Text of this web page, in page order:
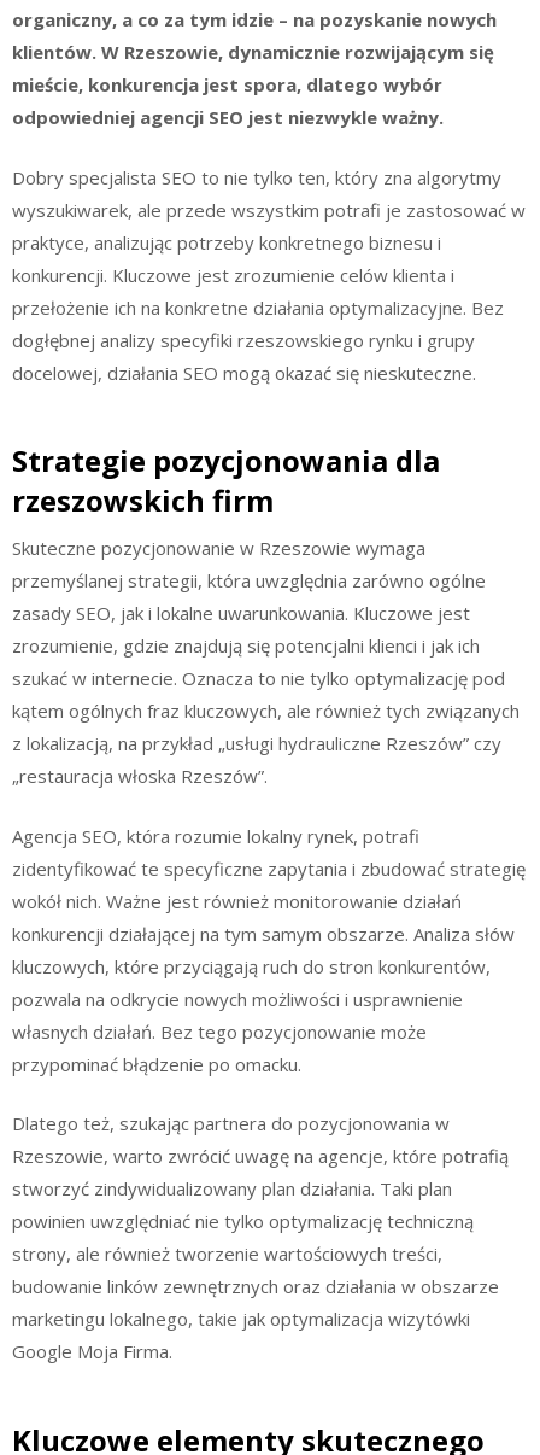
organiczny, a co za tym idzie – na pozyskanie nowych
klientów. W Rzeszowie, dynamicznie rozwijającym się
mieście, konkurencja jest spora, dlatego wybór
odpowiedniej agencji SEO jest niezwykle ważny.
Dobry specjalista SEO to nie tylko ten, który zna algorytmy
wyszukiwarek, ale przede wszystkim potrafi je zastosować w
praktyce, analizując potrzeby konkretnego biznesu i
konkurencji. Kluczowe jest zrozumienie celów klienta i
przełożenie ich na konkretne działania optymalizacyjne. Bez
dogłębnej analizy specyfiki rzeszowskiego rynku i grupy
docelowej, działania SEO mogą okazać się nieskuteczne.
Strategie pozycjonowania dla
rzeszowskich firm
Skuteczne pozycjonowanie w Rzeszowie wymaga
przemyślanej strategii, która uwzględnia zarówno ogólne
zasady SEO, jak i lokalne uwarunkowania. Kluczowe jest
zrozumienie, gdzie znajdują się potencjalni klienci i jak ich
szukać w internecie. Oznacza to nie tylko optymalizację pod
kątem ogólnych fraz kluczowych, ale również tych związanych
z lokalizacją, na przykład „usługi hydrauliczne Rzeszów” czy
„restauracja włoska Rzeszów”.
Agencja SEO, która rozumie lokalny rynek, potrafi
zidentyfikować te specyficzne zapytania i zbudować strategię
wokół nich. Ważne jest również monitorowanie działań
konkurencji działającej na tym samym obszarze. Analiza słów
kluczowych, które przyciągają ruch do stron konkurentów,
pozwala na odkrycie nowych możliwości i usprawnienie
własnych działań. Bez tego pozycjonowanie może
przypominać błądzenie po omacku.
Dlatego też, szukając partnera do pozycjonowania w
Rzeszowie, warto zwrócić uwagę na agencje, które potrafią
stworzyć zindywidualizowany plan działania. Taki plan
powinien uwzględniać nie tylko optymalizację techniczną
strony, ale również tworzenie wartościowych treści,
budowanie linków zewnętrznych oraz działania w obszarze
marketingu lokalnego, takie jak optymalizacja wizytówki
Google Moja Firma.
Kluczowe elementy skutecznego